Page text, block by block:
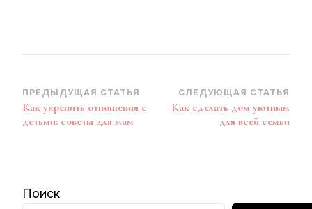
Навигация
по
ПРЕДЫДУЩАЯ СТАТЬЯ
Как укрепить отношения с
детьми: советы для мам
СЛЕДУЮЩАЯ СТАТЬЯ
Как сделать дом уютным
для всей семьи
Поиск